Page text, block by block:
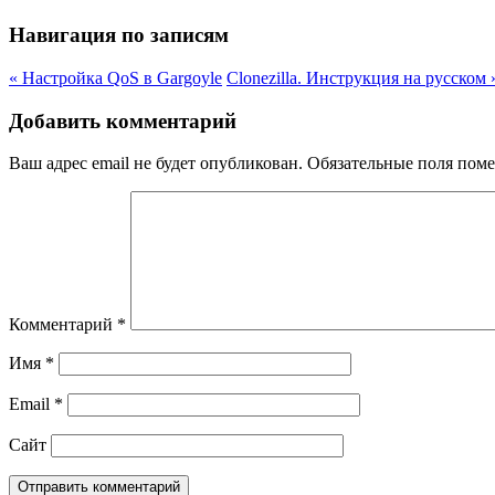
Навигация по записям
« Настройка QoS в Gargoyle Clonezilla. Инструкция на русском
Добавить комментарий
Ваш адрес email не будет опубликован. Обязательные поля
Комментарий *
Имя *
Email *
Сайт